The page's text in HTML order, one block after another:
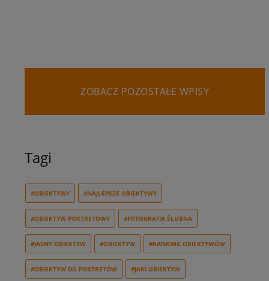
ZOBACZ POZOSTAŁE WPISY
Tagi
#OBIEKTYWY #NAJLEPSZE OBIEKTYWY
#OBIEKTYW PORTRETOWY #FOTOGRAFIA ŚLUBNA
#JASNY OBIEKTYW #OBIEKTYW #RANKING OBIEKTYWÓW
#OBIEKTYW DO PORTRETÓW #JAKI OBIEKTYW